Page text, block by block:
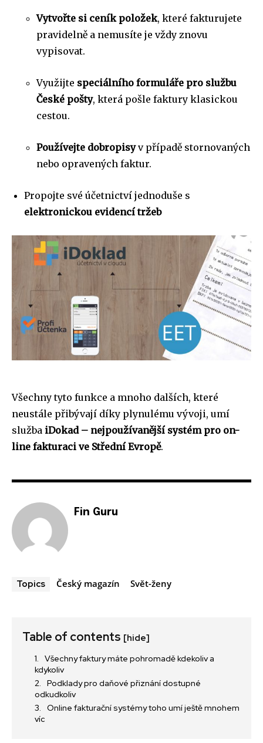
Vytvořte si ceník položek, které fakturujete
pravidelně a nemusíte je vždy znovu
vypisovat.
Využijte speciálního formuláře pro službu
České pošty, která pošle faktury klasickou
cestou.
Používejte dobropisyv případě stornovaných
nebo opravených faktur.
Propojte své účetnictví jednoduše s
elektronickou evidencí tržeb
Všechny tyto funkce a mnoho dalších, které
neustále přibývají díky plynulému vývoji, umí
služba iDokad – nejpoužívanější systém pro on-
line fakturaci ve Střední Evropě.
Fin Guru
Topics Český magazín Svět-ženy
Table of contents [hide]
Všechny faktury máte pohromadě kdekoliv a
kdykoliv
Podklady pro daňové přiznání dostupné
odkudkoliv
Online fakturační systémy toho umí ještě mnohem
víc